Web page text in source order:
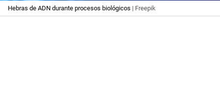
Hebras de ADN durante procesos biológicos | Freepik